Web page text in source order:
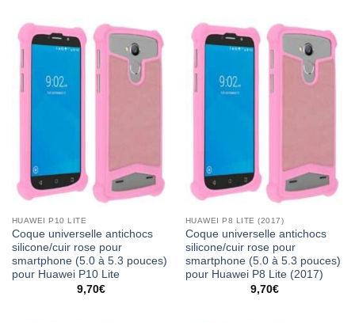
HUAWEI P10 LITE
Coque universelle antichocs
silicone/cuir rose pour
smartphone (5.0 à 5.3 pouces)
pour Huawei P10 Lite
9,70€
HUAWEI P8 LITE (2017)
Coque universelle antichocs
silicone/cuir rose pour
smartphone (5.0 à 5.3 pouces)
pour Huawei P8 Lite (2017)
9,70€